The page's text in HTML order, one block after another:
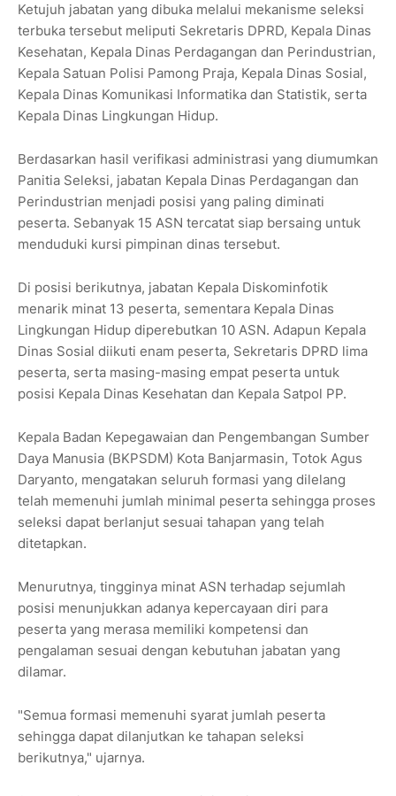
Ketujuh jabatan yang dibuka melalui mekanisme seleksi
terbuka tersebut meliputi Sekretaris DPRD, Kepala Dinas
Kesehatan, Kepala Dinas Perdagangan dan Perindustrian,
Kepala Satuan Polisi Pamong Praja, Kepala Dinas Sosial,
Kepala Dinas Komunikasi Informatika dan Statistik, serta
Kepala Dinas Lingkungan Hidup.
Berdasarkan hasil verifikasi administrasi yang diumumkan
Panitia Seleksi, jabatan Kepala Dinas Perdagangan dan
Perindustrian menjadi posisi yang paling diminati
peserta. Sebanyak 15 ASN tercatat siap bersaing untuk
menduduki kursi pimpinan dinas tersebut.
Di posisi berikutnya, jabatan Kepala Diskominfotik
menarik minat 13 peserta, sementara Kepala Dinas
Lingkungan Hidup diperebutkan 10 ASN. Adapun Kepala
Dinas Sosial diikuti enam peserta, Sekretaris DPRD lima
peserta, serta masing-masing empat peserta untuk
posisi Kepala Dinas Kesehatan dan Kepala Satpol PP.
Kepala Badan Kepegawaian dan Pengembangan Sumber
Daya Manusia (BKPSDM) Kota Banjarmasin, Totok Agus
Daryanto, mengatakan seluruh formasi yang dilelang
telah memenuhi jumlah minimal peserta sehingga proses
seleksi dapat berlanjut sesuai tahapan yang telah
ditetapkan.
Menurutnya, tingginya minat ASN terhadap sejumlah
posisi menunjukkan adanya kepercayaan diri para
peserta yang merasa memiliki kompetensi dan
pengalaman sesuai dengan kebutuhan jabatan yang
dilamar.
"Semua formasi memenuhi syarat jumlah peserta
sehingga dapat dilanjutkan ke tahapan seleksi
berikutnya," ujarnya.